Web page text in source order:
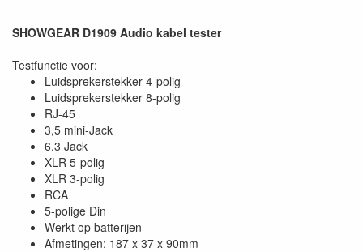
SHOWGEAR D1909 Audio kabel tester
Testfunctie voor:
Luidsprekerstekker 4-polig
Luidsprekerstekker 8-polig
RJ-45
3,5 mini-Jack
6,3 Jack
XLR 5-polig
XLR 3-polig
RCA
5-polige Din
Werkt op batterijen
Afmetingen: 187 x 37 x 90mm